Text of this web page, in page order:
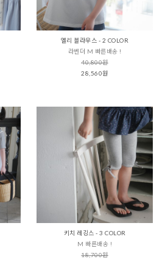
엘리 블라우스 - 2 COLOR
라벤더 M 빠른배송 !
40,800원
28,560원
키치 레깅스 - 3 COLOR
M 빠른배송 !
18,700원